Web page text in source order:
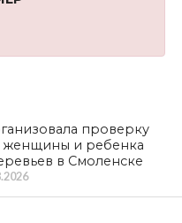
проверку
женщины и ребенка
в Смоленске